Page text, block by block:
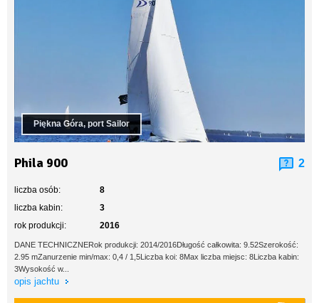
Piękna Góra, port Sailor
Phila 900 2
liczba osób:
8
liczba kabin:
3
rok produkcji:
2016
DANE TECHNICZNERok produkcji: 2014/2016Długość całkowita: 9.52Szerokość:
2.95 mZanurzenie min/max: 0,4 / 1,5Liczba koi: 8Max liczba miejsc: 8Liczba kabin:
3Wysokość w...
opis jachtu